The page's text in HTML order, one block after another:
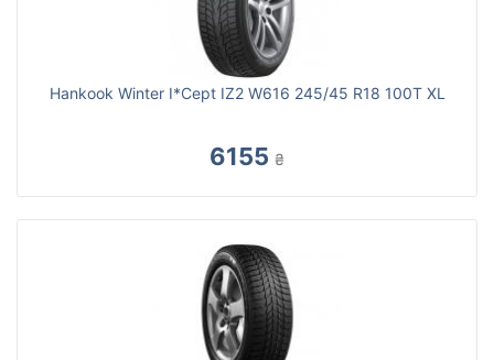
Hankook Winter I*Cept IZ2 W616 245/45 R18 100T XL
6155 ₴